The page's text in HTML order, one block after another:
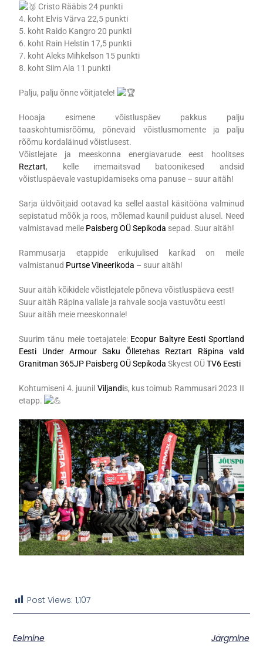
Cristo Rääbis 24 punkti
4. koht Elvis Värva 22,5 punkti
5. koht Raido Kangro 20 punkti
6. koht Rain Helstin 17,5 punkti
7. koht Aleks Mihkelson 15 punkti
8. koht Siim Ala 11 punkti
Palju, palju õnne võitjatele!
Hooaja esimene võistluspäev pakkus palju
taaskohtumisrõõmu, põnevaid võistlusmomente ja palju
rõõmu kordaläinud võistlusest.
Võistlejate ja meeskonna energiavarude eest hoolitses
Reztart, kelle imemaitsvad batoonikesed andsid
võistluspäevale vastupidamiseks oma panuse – suur aitäh!
Sarja üldvõitjaid ootavad ka sellel aastal käsitööna valminud
sepistatud mõõk ja roos, mõlemad kaunil puidust alusel. Need
valmistavad meile Paisberg OÜ Sepikoda sepad. Suur aitäh!
Rammusarja etappide erikujulised karikad on meile
valmistanud Purtse Vineerikoda – suur aitäh!
Suur aitäh kõikidele võistlejatele põneva võistluspäeva eest!
Suur aitäh Räpina vallale ja rahvale sooja vastuvõtu eest!
Suur aitäh meie meeskonnale!
Suurim tänu meie toetajatele: Ecopur Baltyre Eesti Sportland
Eesti
Under Armour Saku Õlletehas Reztart
Räpina vald
Granitman 365JP Paisberg OÜ Sepikoda Skyest OÜTV6 Eesti
Kohtumiseni 4. juunil Viljandis, kus toimub Rammusari 2023 II
etapp.
Post Views: 1,107
Eelmine Järgmine